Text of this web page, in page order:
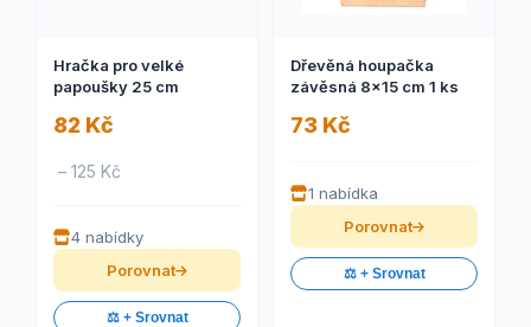
Hračka pro velké
papoušky 25 cm
82 Kč
– 125 Kč
4 nabídky
Porovnat
⚖️ + Srovnat
Dřevěná houpačka
závěsná 8x15 cm 1 ks
73 Kč
1 nabídka
Porovnat
⚖️ + Srovnat